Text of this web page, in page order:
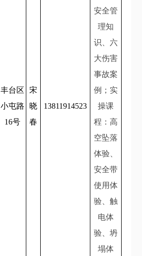
丰台区
小屯路
16号
宋
晓
春
13811914523
安全管
理知
识、六
大伤害
事故案
例；实
操课
程：高
空坠落
体验、
安全带
使用体
验、触
电体
验、坍
塌体